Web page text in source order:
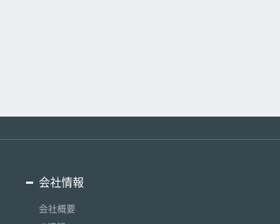
会社情報
会社概要